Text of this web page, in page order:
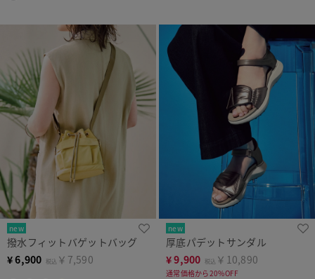
new
撥水フィットバゲットバッグ
¥6,900 税込 ￥7,590
new
厚底パデットサンダル
¥9,900 税込 ￥10,890
通常価格から20%OFF